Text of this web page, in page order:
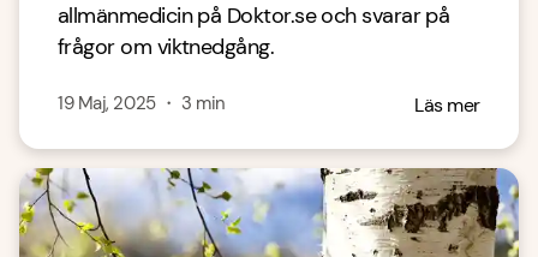
allmänmedicin på Doktor.se och svarar på
frågor om viktnedgång.
19 Maj, 2025・ 3 min Läs mer